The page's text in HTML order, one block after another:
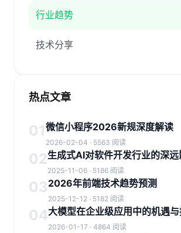
行业趋势
技术分享
热点文章
01微信小程序2026新规深度解读
2026-02-04 · 5563 阅读
02生成式AI对软件开发行业的深远
2025-11-06 · 5186 阅读
032026年前端技术趋势预测
2025-12-12 · 5182 阅读
04大模型在企业级应用中的机遇
2026-01-17 · 4864 阅读